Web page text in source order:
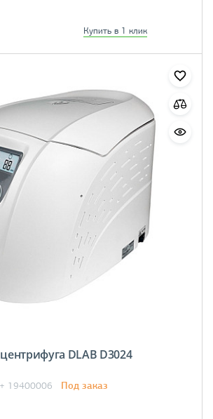
Купить в 1 клик
DLAB D3024
19400006 Под заказ